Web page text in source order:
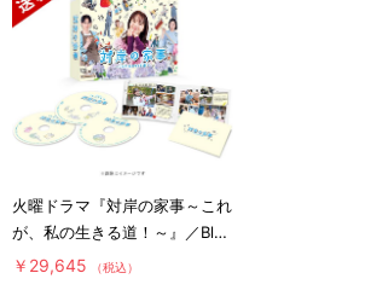
火曜ドラマ『対岸の家事～これ
が、私の生きる道！～』／Blu-
ray BOX（送料無料・3枚組）
￥29,645 （税込）